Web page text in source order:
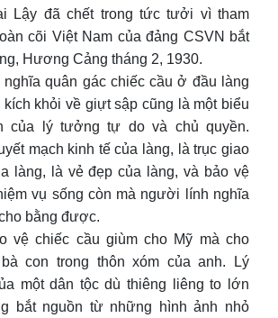
Lậy đã chết trong tức tưởi vì tham
cõi Việt Nam của đảng CSVN bắt
Hương Cảng tháng 2, 1930.
quân gác chiếc cầu ở đầu làng
kích khỏi về giựt sập cũng là một biểu
của lý tưởng tự do và chủ quyền.
mạch kinh tế của làng, là trục giao
làng, là vẻ đẹp của làng, và bảo vệ
vụ sống còn mà người lính nghĩa
bằng được.
vệ chiếc cầu giùm cho Mỹ mà cho
con trong thôn xóm của anh. Lý
một dân tộc dù thiêng liêng to lớn
bắt nguồn từ những hình ảnh nhỏ